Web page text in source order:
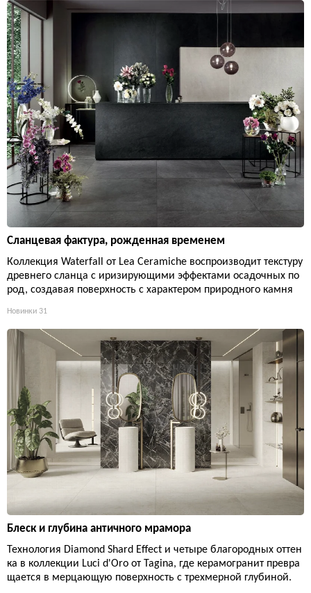
Сланцевая фактура, рожденная временем
Коллекция Waterfall от Lea Ceramiche воспроизводит текстуру
древнего сланца с иризирующими эффектами осадочных по
род, создавая поверхность с характером природного камня
Новинки 31
Блеск и глубина античного мрамора
Технология Diamond Shard Effect и четыре благородных оттен
ка в коллекции Luci d'Oro от Tagina, где керамогранит превра
щается в мерцающую поверхность с трехмерной глубиной.